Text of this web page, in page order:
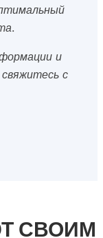
и
с
СВОИМ